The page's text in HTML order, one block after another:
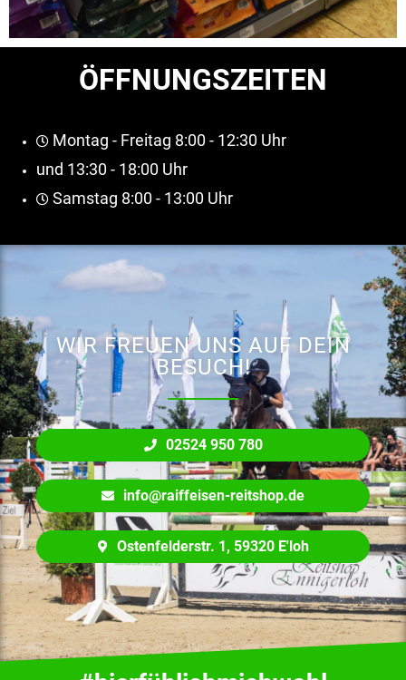
ÖFFNUNGSZEITEN
Montag - Freitag 8:00 - 12:30 Uhr
und 13:30 - 18:00 Uhr
Samstag 8:00 - 13:00 Uhr
WIR FREUEN UNS AUF DEIN
BESUCH!
02524 950 780
info@raiffeisen-reitshop.de
Ostenfelderstr. 1, 59320 E'loh